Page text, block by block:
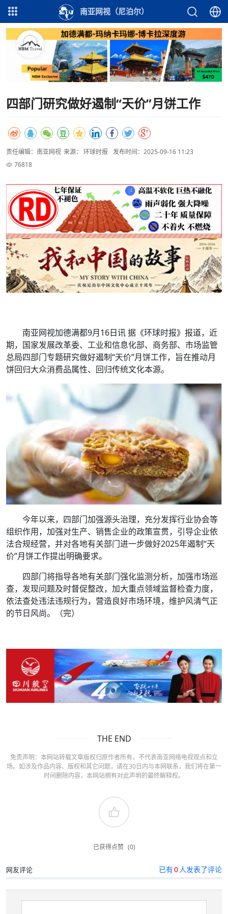
南亚网视（尼泊尔）
四部门研究做好遏制“天价”月饼工作
责任编辑：南亚网视 来源： 环球时报
发布时间：2025-09-16 11:23
76818
南亚网视加德满都9月16日讯 据《环球时报》报道，近
期，国家发展改革委、工业和信息化部、商务部、市场监管
总局四部门专题研究做好遏制“天价”月饼工作，旨在推动月
饼回归大众消费品属性、回归传统文化本源。
今年以来，四部门加强源头治理，充分发挥行业协会等
组织作用，加强对生产、销售企业的政策宣贯，引导企业依
法合规经营，并对各地有关部门进一步做好2025年遏制“天
价”月饼工作提出明确要求。
四部门将指导各地有关部门强化监测分析，加强市场巡
查，发现问题及时督促整改，加大重点领域监督检查力度，
依法查处违法违规行为，营造良好市场环境，维护风清气正
的节日风尚。（完）
THE END
免责声明：本网站转载文章版权归原作者所有，不代表南亚网络电视观点和立
场。如涉及作品内容、版权和其它问题，请在30日内与本网联系，我们将在第一
时间删除内容，本网站拥有对此声明的最终解释权。
已获得点赞 (0)
网友评论 已有0人发表了评论